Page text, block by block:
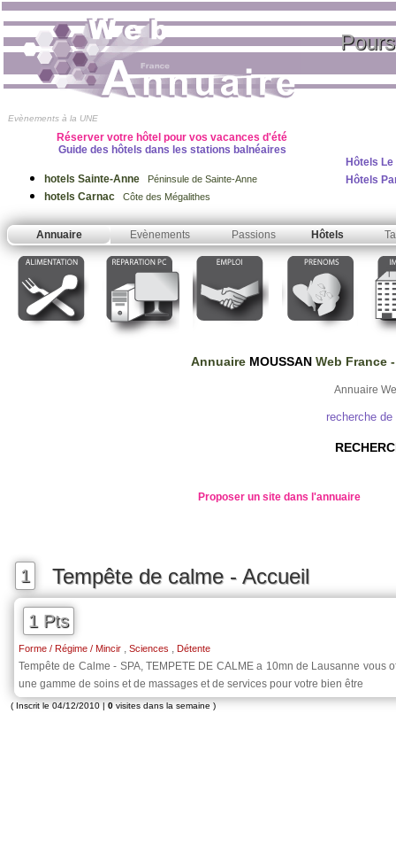
Evènements à la UNE
Réserver votre hôtel pour vos vacances d'été
Guide des hôtels dans les stations balnéaires
hotels Sainte-Anne Péninsule de Sainte-Anne
hotels Carnac Côte des Mégalithes
Hôtels
Hôtels
Annuaire Evènements Passions Hôtels
Annuaire MOUSSANWeb France-
Annuaire
recherche
Proposer un site dans l'annuaire
1 Tempête de calme - Accueil
1 Pts
Forme / Régime / Mincir , Sciences , Détente
Tempête de Calme - SPA, TEMPETE DE CALME a 10mn de Lausanne vous
une gamme de soins et de massages et de services pour votre bien être
( Inscrit le 04/12/2010 | 0 visites dans la semaine )